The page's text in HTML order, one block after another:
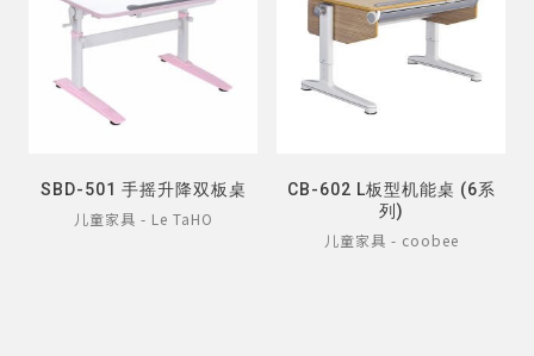
SBD-501 手摇升降双板桌
儿童家具 - Le TaHO
CB-602 L板型机能桌 (6系
列)
儿童家具 - coobee